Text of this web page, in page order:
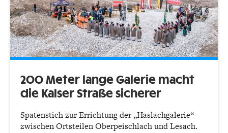
200 Meter lange Galerie macht
die Kalser Straße sicherer
Spatenstich zur Errichtung der „Haslachgalerie“
zwischen Ortsteilen Oberpeischlach und Lesach.